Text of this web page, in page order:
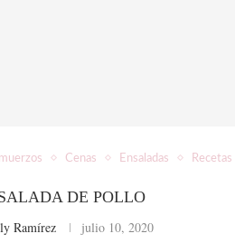
Cenas Ensaladas Recetas
DE POLLO
Ramírez julio 10, 2020